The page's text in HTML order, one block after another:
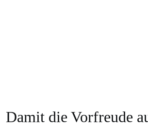
Damit die Vorfreude